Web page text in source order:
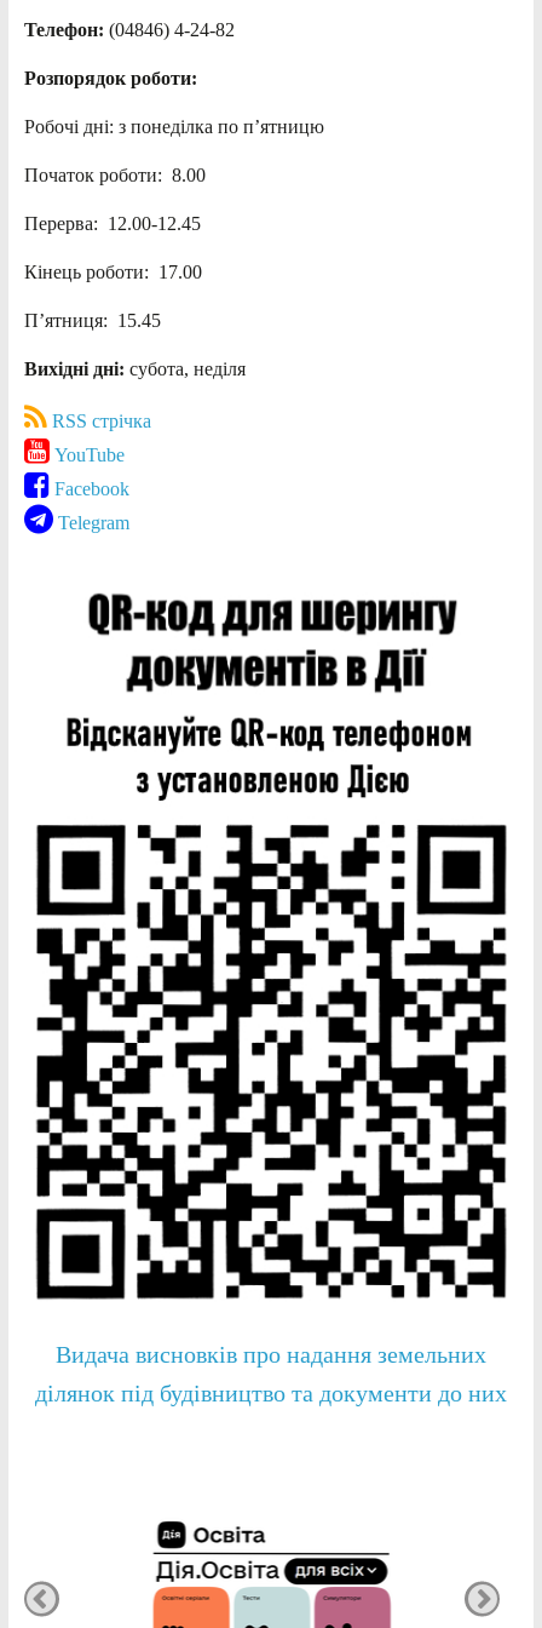
Телефон: (04846) 4-24-82
Розпорядок роботи:
Робочі дні: з понеділка по п’ятницю
Початок роботи: 8.00
Перерва: 12.00-12.45
Кінець роботи: 17.00
П’ятниця: 15.45
Вихідні дні: субота, неділя
RSS стрічка
YouTube
Facebook
Telegram
Видача висновків про надання земельних
ділянок під будівництво та документи до них